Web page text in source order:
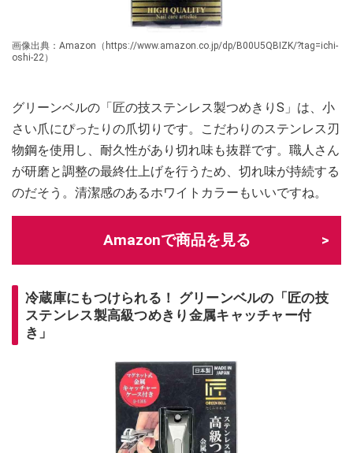
画像出典：Amazon（https://www.amazon.co.jp/dp/B00U5QBIZK/?tag=ichi-
oshi-22）
グリーンベルの「匠の技ステンレス製つめきりS」は、小
さい爪にぴったりの爪切りです。こだわりのステンレス刃
物鋼を使用し、耐久性があり切れ味も抜群です。職人さん
が研磨と調整の最終仕上げを行うため、切れ味が持続する
のだそう。清潔感のあるホワイトカラーもいいですね。
Amazonで商品を見る
冷蔵庫にもつけられる！ グリーンベルの「匠の技
ステンレス製高級つめきり金属キャッチャー付
き」